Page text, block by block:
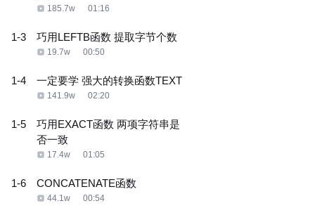
185.7w 01:16
1-3 巧用LEFTB函数 提取字节个数
19.7w 00:50
1-4 一定要学 强大的转换函数TEXT
141.9w 02:20
1-5
巧用EXACT函数 两项字符串是
否一致
17.4w 01:05
1-6 CONCATENATE函数
44.1w 00:54